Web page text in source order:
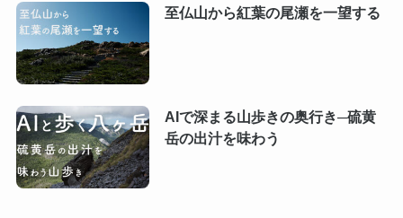
至仏山から紅葉の尾瀬を一望する
AIで深まる山歩きの奥行き─硫黄
岳の出汁を味わう